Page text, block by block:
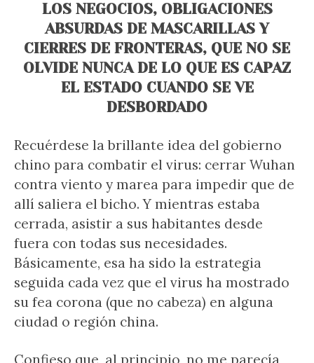
LOS NEGOCIOS, OBLIGACIONES
ABSURDAS DE MASCARILLAS Y
CIERRES DE FRONTERAS, QUE NO SE
OLVIDE NUNCA DE LO QUE ES CAPAZ
EL ESTADO CUANDO SE VE
DESBORDADO
Recuérdese la brillante idea del gobierno
chino para combatir el virus: cerrar Wuhan
contra viento y marea para impedir que de
allí saliera el bicho. Y mientras estaba
cerrada, asistir a sus habitantes desde
fuera con todas sus necesidades.
Básicamente, esa ha sido la estrategia
seguida cada vez que el virus ha mostrado
su fea corona (que no cabeza) en alguna
ciudad o región china.
Confieso que, al principio, no me parecía